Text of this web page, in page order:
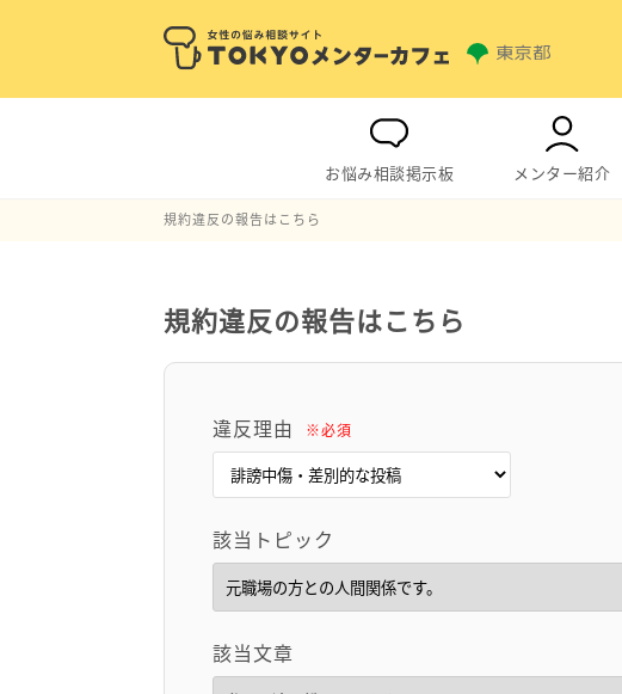
お悩み相談掲示板 メンター紹介
規約違反の報告はこちら
規約違反の報告はこちら
違反理由 ※必須
該当トピック
該当文章